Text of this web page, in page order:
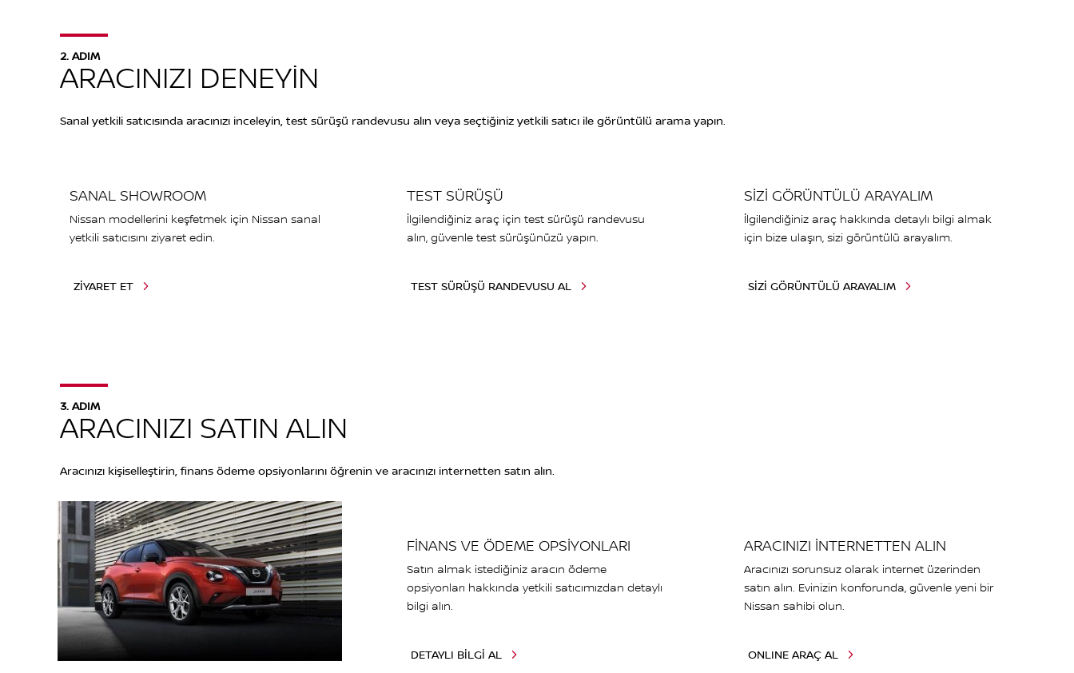
2. ADIM
ARACINIZI DENEYİN
Sanal yetkili satıcısında aracınızı inceleyin, test sürüşü randevusu alın veya seçtiğiniz yetkili satıcı ile görüntülü arama yapın.
SANAL SHOWROOM
Nissan modellerini keşfetmek için Nissan sanal
yetkili satıcısını ziyaret edin.
ZİYARET ET
TEST SÜRÜŞÜ
İlgilendiğiniz araç için test sürüşü randevusu
alın, güvenle test sürüşünüzü yapın.
TEST SÜRÜŞÜ RANDEVUSU AL
SİZİ GÖRÜNTÜLÜ ARAYALIM
İlgilendiğiniz araç hakkında detaylı bilgi almak
için bize ulaşın, sizi görüntülü arayalım.
SİZİ GÖRÜNTÜLÜ ARAYALIM
3. ADIM
ARACINIZI SATIN ALIN
Aracınızı kişiselleştirin, finans ödeme opsiyonlarını öğrenin ve aracınızı internetten satın alın.
FİNANS VE ÖDEME OPSİYONLARI
Satın almak istediğiniz aracın ödeme
opsiyonları hakkında yetkili satıcımızdan detaylı
bilgi alın.
DETAYLI BİLGİ AL
ARACINIZI İNTERNETTEN ALIN
Aracınızı sorunsuz olarak internet üzerinden
satın alın. Evinizin konforunda, güvenle yeni bir
Nissan sahibi olun.
ONLINE ARAÇ AL